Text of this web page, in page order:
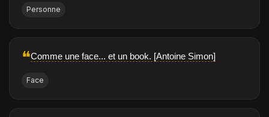
Personne
❝Comme une face... et un book. [Antoine Simon]
Face